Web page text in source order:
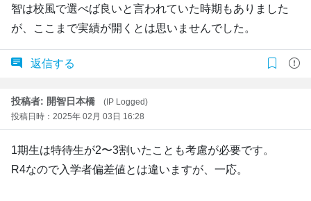
智は校風で選べば良いと言われていた時期もありました
が、ここまで実績が開くとは思いませんでした。
返信する
投稿者: 開智日本橋
(IP Logged)
投稿日時：2025年 02月 03日 16:28
1期生は特待生が2〜3割いたことも考慮が必要です。
R4なので入学者偏差値とは違いますが、一応。